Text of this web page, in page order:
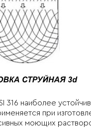
наиболее
при
моющих